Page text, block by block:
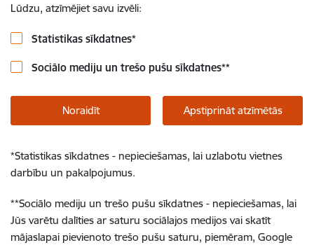
Lūdzu, atzīmējiet savu izvēli:
Statistikas sīkdatnes*
Sociālo mediju un trešo pušu sīkdatnes**
Noraidīt Apstiprināt atzīmētās
*Statistikas sīkdatnes - nepieciešamas, lai uzlabotu vietnes
darbību un pakalpojumus.
**Sociālo mediju un trešo pušu sīkdatnes - nepieciešamas, lai
Jūs varētu dalīties ar saturu sociālajos medijos vai skatīt
mājaslapai pievienoto trešo pušu saturu, piemēram, Google